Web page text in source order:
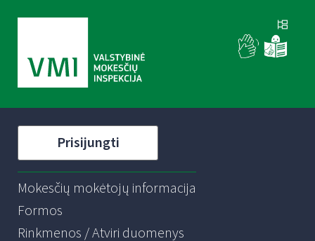
Prisijungti
Mokesčių mokėtojų informacija
Formos
Rinkmenos / Atviri duomenys